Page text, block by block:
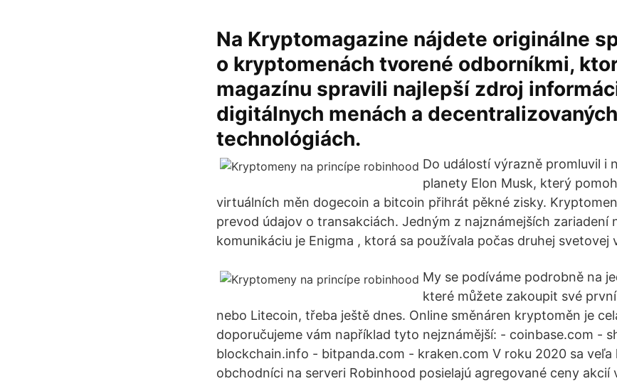
Na Kryptomagazine nájdete originálne
o kryptomenách tvorené odborníkmi,
magazínu spravili najlepší zdroj
digitálnych menách a decentralizovaných
technológiách.
Do událostí výrazně promluvil i
planety Elon Musk, který
virtuálních měn dogecoin a bitcoin přihrát pěkné zisky.
prevod údajov o transakciách. Jedným z najznámejších zariadení
komunikáciu je Enigma , ktorá sa používala počas druhej svetovej
My se podíváme podrobně na
které můžete zakoupit své
nebo Litecoin, třeba ještě dnes. Online směnáren kryptoměn je
doporučujeme vám například tyto nejznámější: - coinbase.com -
blockchain.info - bitpanda.com - kraken.com V roku 2020 sa
obchodníci na serveri Robinhood posielajú agregované ceny akcií